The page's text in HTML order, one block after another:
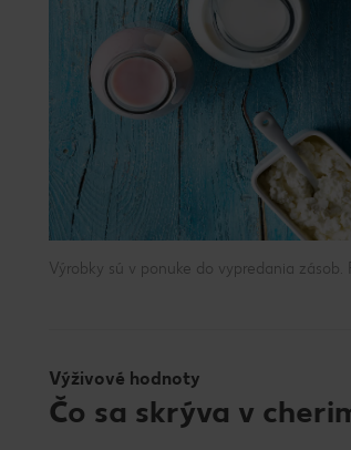
Výrobky sú v ponuke do vypredania
Výživové hodnoty
Čo sa skrýva v